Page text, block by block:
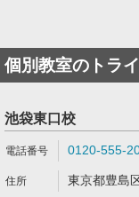
個別教室のトライ
池袋東口校
0120-555-
東京都豊島